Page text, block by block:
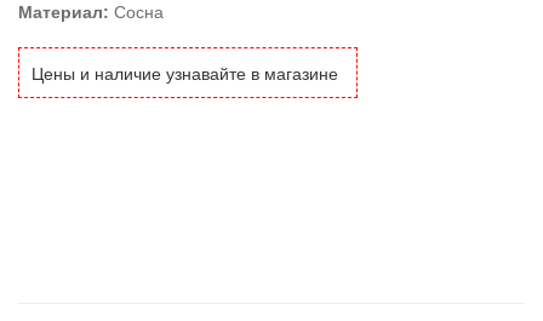
Материал: Сосна
Цены и наличие узнавайте в магазине